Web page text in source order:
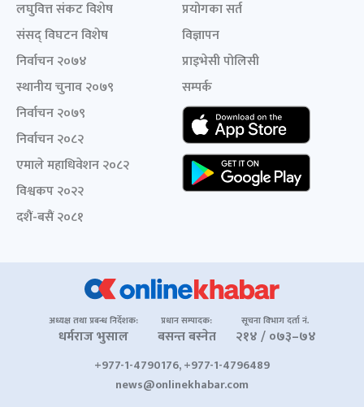
लघुवित्त संकट विशेष
संसद् विघटन विशेष
निर्वाचन २०७४
स्थानीय चुनाव २०७९
निर्वाचन २०७९
निर्वाचन २०८२
एमाले महाधिवेशन २०८२
विश्वकप २०२२
दशैं-बसैं २०८१
प्रयोगका सर्त
विज्ञापन
प्राइभेसी पोलिसी
सम्पर्क
अध्यक्ष तथा प्रबन्ध निर्देशक:
धर्मराज भुसाल
प्रधान सम्पादक:
बसन्त बस्नेत
सूचना विभाग दर्ता नं.
२१४ / ०७३–७४
+977-1-4790176, +977-1-4796489
news@onlinekhabar.com